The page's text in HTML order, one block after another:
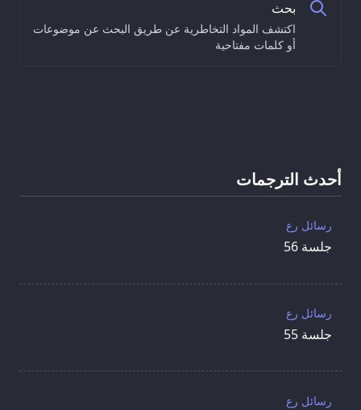
بحث
اكتشف المواد التخاطرية عن طريق البحث عن موضوعات
أو كلمات مفتاحية
أحدث الترجمات
رسائل رع
جلسة 56
رسائل رع
جلسة 55
رسائل رع